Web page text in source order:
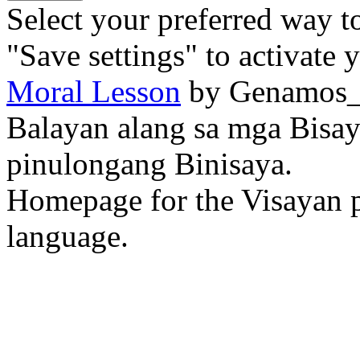
Select your preferred way
"Save settings" to activate
Moral Lesson by
Balayan alang sa mga
pinulongang Binisaya.
Homepage for the Visayan
language.